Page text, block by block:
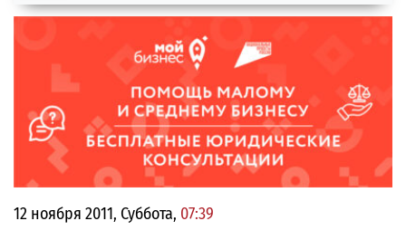
12 ноября 2011, Суббота, 07:39